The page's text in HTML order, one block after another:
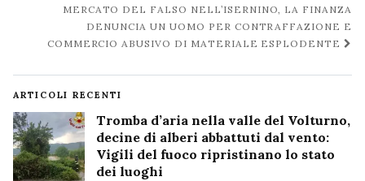
MERCATO DEL FALSO NELL’ISERNINO, LA FINANZA
DENUNCIA UN UOMO PER CONTRAFFAZIONE E
COMMERCIO ABUSIVO DI MATERIALE ESPLODENTE
ARTICOLI RECENTI
Tromba d’aria nella valle del Volturno,
decine di alberi abbattuti dal vento:
Vigili del fuoco ripristinano lo stato
dei luoghi